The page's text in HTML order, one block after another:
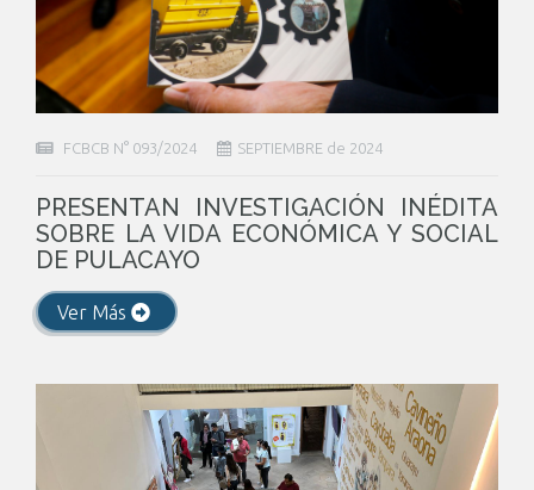
FCBCB N° 093/2024 SEPTIEMBRE de 2024
PRESENTAN INVESTIGACIÓN INÉDITA
SOBRE LA VIDA ECONÓMICA Y SOCIAL
DE PULACAYO
Ver Más